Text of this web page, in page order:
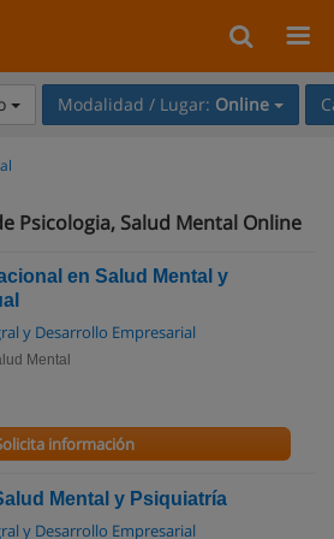
Modalidad / Lugar: Online
Psicologia, Salud Mental Online
en Salud Mental y
y Desarrollo Empresarial
Mental
información
Mental y Psiquiatría
y Desarrollo Empresarial